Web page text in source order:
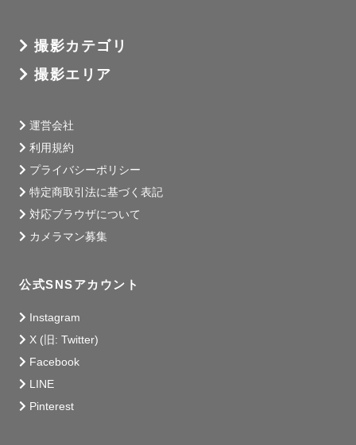
撮影カテゴリ
撮影エリア
運営会社
利用規約
プライバシーポリシー
特定商取引法に基づく表記
対応ブラウザについて
カメラマン募集
公式SNSアカウント
Instagram
X (旧: Twitter)
Facebook
LINE
Pinterest